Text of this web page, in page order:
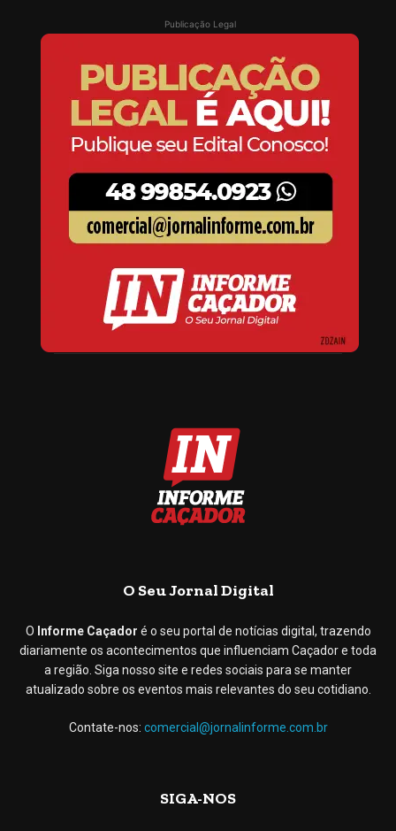
Publicação Legal
O Seu Jornal Digital
O Informe Caçador é o seu portal de notícias digital, trazendo
diariamente os acontecimentos que influenciam Caçador e toda
a região. Siga nosso site e redes sociais para se manter
atualizado sobre os eventos mais relevantes do seu cotidiano.
Contate-nos: comercial@jornalinforme.com.br
SIGA-NOS